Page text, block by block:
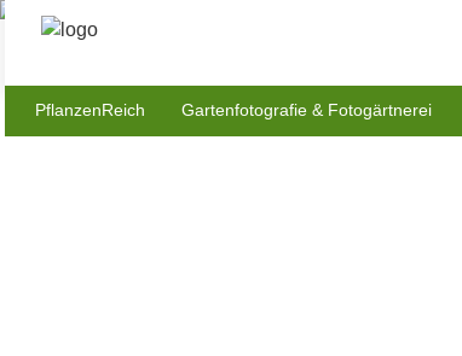
PflanzenReich Gartenfotografie & Fotogärtnerei